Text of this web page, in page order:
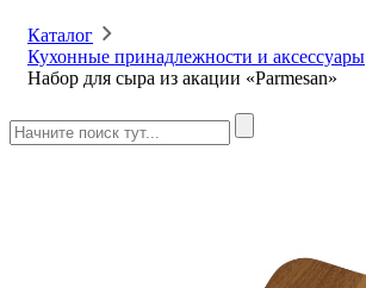
Каталог
Кухонные принадлежности и аксессуары
Набор для сыра из акации «Parmesan»